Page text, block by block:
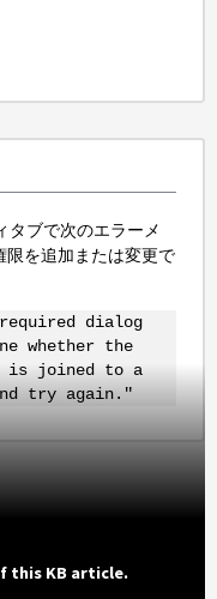
タブで次のエラーメ
限を追加または変更で
required dialog
whether the
is joined to a
try again."
this KB article.